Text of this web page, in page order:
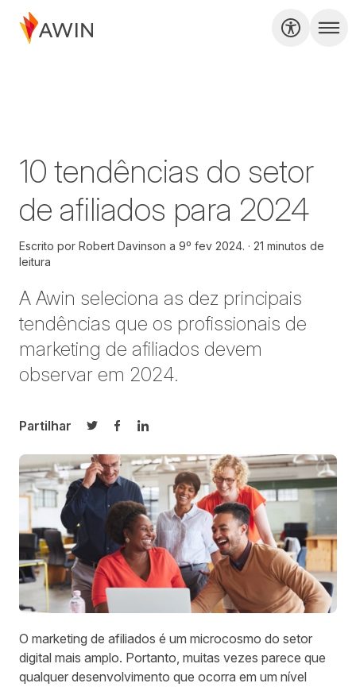
10 tendências do setor
de afiliados para 2024
Escrito por Robert Davinson a 9º fev 2024.
21 minutos de
leitura
A Awin seleciona as dez principais
tendências que os profissionais de
marketing de afiliados devem
observar em 2024.
Partilhar
Partilhar no Twitter
Partilhar no Facebook
Partilhar no LinkedIn
O marketing de afiliados é um microcosmo do setor
digital mais amplo. Portanto, muitas vezes parece que
qualquer desenvolvimento que ocorra em um nível